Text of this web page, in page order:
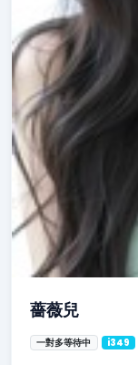
薔薇兒
一對多等待中 i349